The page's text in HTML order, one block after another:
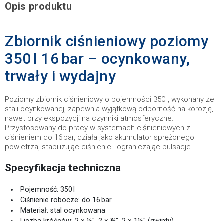
Opis produktu
Zbiornik ciśnieniowy poziomy
350 l 16 bar – ocynkowany,
trwały i wydajny
Poziomy zbiornik ciśnieniowy o pojemności 350 l, wykonany ze
stali ocynkowanej, zapewnia wyjątkową odporność na korozję,
nawet przy ekspozycji na czynniki atmosferyczne.
Przystosowany do pracy w systemach ciśnieniowych z
ciśnieniem do 16 bar, działa jako akumulator sprężonego
powietrza, stabilizując ciśnienie i ograniczając pulsacje.
Specyfikacja techniczna
Pojemność: 350 l
Ciśnienie robocze: do 16 bar
Materiał: stal ocynkowana